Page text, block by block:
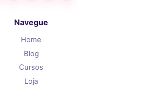
Navegue
Home
Blog
Cursos
Loja